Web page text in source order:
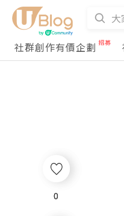
社群創作有價企劃
0
0